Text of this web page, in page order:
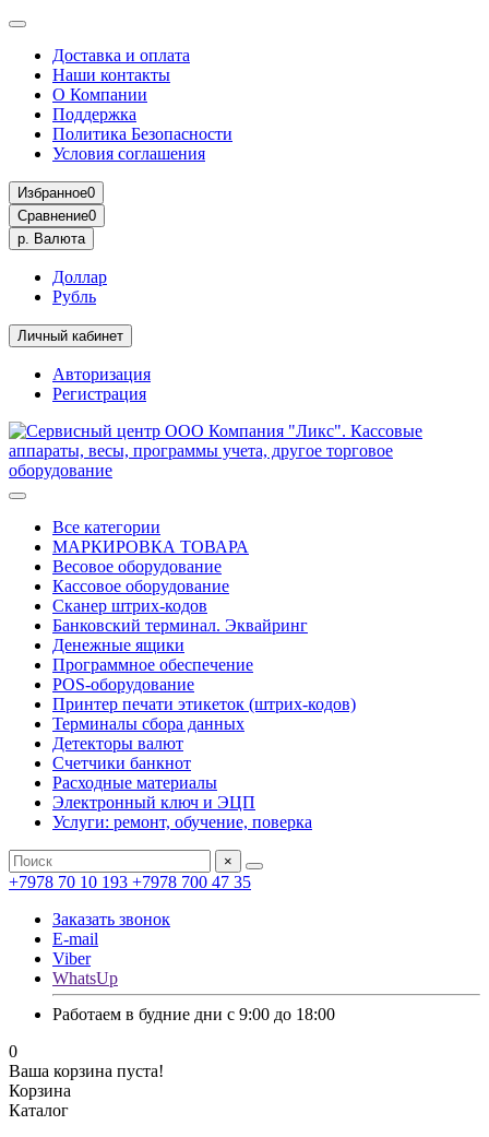
Доставка и оплата
Наши контакты
О Компании
Поддержка
Политика Безопасности
Условия соглашения
Избранное0
Сравнение0
р. Валюта
Доллар
Рубль
Личный кабинет
Авторизация
Регистрация
Все категории
МАРКИРОВКА ТОВАРА
Весовое оборудование
Кассовое оборудование
Сканер штрих-кодов
Банковский терминал. Эквайринг
Денежные ящики
Программное обеспечение
POS-оборудование
Принтер печати этикеток (штрих-кодов)
Терминалы сбора данных
Детекторы валют
Счетчики банкнот
Расходные материалы
Электронный ключ и ЭЦП
Услуги: ремонт, обучение, поверка
×
+7978 70 10 193 +7978 700 47 35
Заказать звонок
E-mail
Viber
WhatsUp
Работаем в будние дни с 9:00 до 18:00
0
Ваша корзина пуста!
Корзина
Каталог